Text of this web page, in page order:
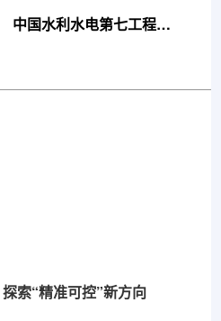
中国水利水电第七工程
索“精准可控”新方向